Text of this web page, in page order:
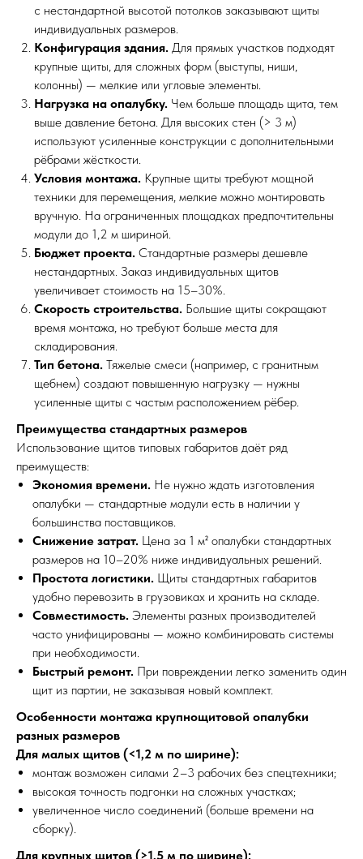
с нестандартной высотой потолков заказывают щиты
индивидуальных размеров.
Конфигурация здания. Для прямых участков подходят
крупные щиты, для сложных форм (выступы, ниши,
колонны) — мелкие или угловые элементы.
Нагрузка на опалубку. Чем больше площадь щита, тем
выше давление бетона. Для высоких стен (> 3 м)
используют усиленные конструкции с дополнительными
рёбрами жёсткости.
Условия монтажа. Крупные щиты требуют мощной
техники для перемещения, мелкие можно монтировать
вручную. На ограниченных площадках предпочтительны
модули до 1,2 м шириной.
Бюджет проекта. Стандартные размеры дешевле
нестандартных. Заказ индивидуальных щитов
увеличивает стоимость на 15–30%.
Скорость строительства. Большие щиты сокращают
время монтажа, но требуют больше места для
складирования.
Тип бетона. Тяжелые смеси (например, с гранитным
щебнем) создают повышенную нагрузку — нужны
усиленные щиты с частым расположением рёбер.
Преимущества стандартных размеров
Использование щитов типовых габаритов даёт ряд
преимуществ:
Экономия времени. Не нужно ждать изготовления
опалубки — стандартные модули есть в наличии у
большинства поставщиков.
Снижение затрат. Цена за 1 м² опалубки стандартных
размеров на 10–20% ниже индивидуальных решений.
Простота логистики. Щиты стандартных габаритов
удобно перевозить в грузовиках и хранить на складе.
Совместимость. Элементы разных производителей
часто унифицированы — можно комбинировать системы
при необходимости.
Быстрый ремонт. При повреждении легко заменить один
щит из партии, не заказывая новый комплект.
Особенности монтажа крупнощитовой опалубки
разных размеров
Для малых щитов (<1,2 м по ширине):
монтаж возможен силами 2–3 рабочих без спецтехники;
высокая точность подгонки на сложных участках;
увеличенное число соединений (больше времени на
сборку).
Для крупных щитов (>1,5 м по ширине):